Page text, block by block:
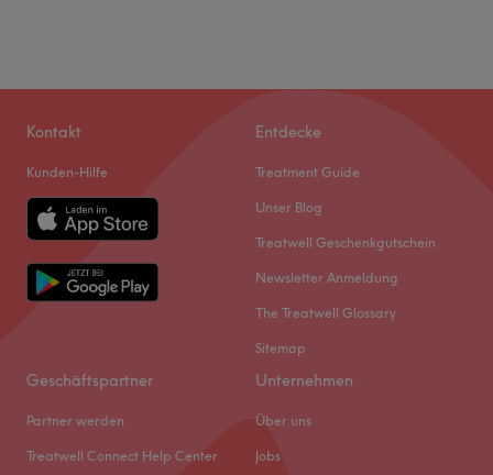
Kontakt
Kunden-Hilfe
Entdecke
Treatment Guide
Unser Blog
Treatwell Geschenkgutschein
Newsletter Anmeldung
The Treatwell Glossary
Sitemap
Geschäftspartner
Partner werden
Treatwell Connect Help Center
Unternehmen
Über uns
Jobs